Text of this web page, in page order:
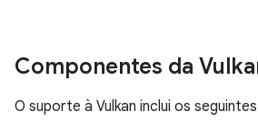
Componentes da
O suporte à Vulkan inclui os